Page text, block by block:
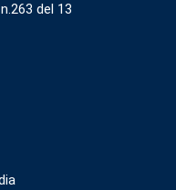
del 13